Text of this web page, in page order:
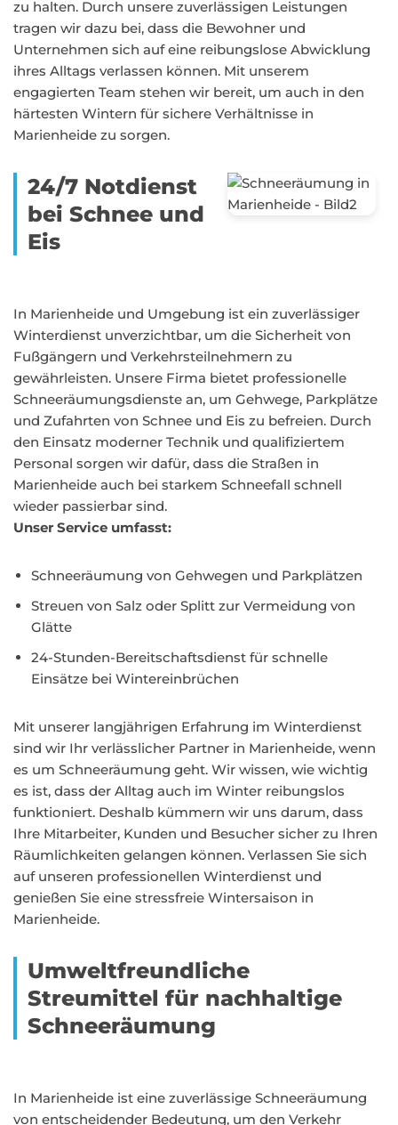
zu halten. Durch unsere zuverlässigen Leistungen
tragen wir dazu bei, dass die Bewohner und
Unternehmen sich auf eine reibungslose Abwicklung
ihres Alltags verlassen können. Mit unserem
engagierten Team stehen wir bereit, um auch in den
härtesten Wintern für sichere Verhältnisse in
Marienheide zu sorgen.
24/7 Notdienst
bei Schnee und
Eis
In Marienheide und Umgebung ist ein zuverlässiger
Winterdienst unverzichtbar, um die Sicherheit von
Fußgängern und Verkehrsteilnehmern zu
gewährleisten. Unsere Firma bietet professionelle
Schneeräumungsdienste an, um Gehwege, Parkplätze
und Zufahrten von Schnee und Eis zu befreien. Durch
den Einsatz moderner Technik und qualifiziertem
Personal sorgen wir dafür, dass die Straßen in
Marienheide auch bei starkem Schneefall schnell
wieder passierbar sind.
Unser Service umfasst:
Schneeräumung von Gehwegen und Parkplätzen
Streuen von Salz oder Splitt zur Vermeidung von
Glätte
24-Stunden-Bereitschaftsdienst für schnelle
Einsätze bei Wintereinbrüchen
Mit unserer langjährigen Erfahrung im Winterdienst
sind wir Ihr verlässlicher Partner in Marienheide, wenn
es um Schneeräumung geht. Wir wissen, wie wichtig
es ist, dass der Alltag auch im Winter reibungslos
funktioniert. Deshalb kümmern wir uns darum, dass
Ihre Mitarbeiter, Kunden und Besucher sicher zu Ihren
Räumlichkeiten gelangen können. Verlassen Sie sich
auf unseren professionellen Winterdienst und
genießen Sie eine stressfreie Wintersaison in
Marienheide.
Umweltfreundliche
Streumittel für nachhaltige
Schneeräumung
In Marienheide ist eine zuverlässige Schneeräumung
von entscheidender Bedeutung, um den Verkehr